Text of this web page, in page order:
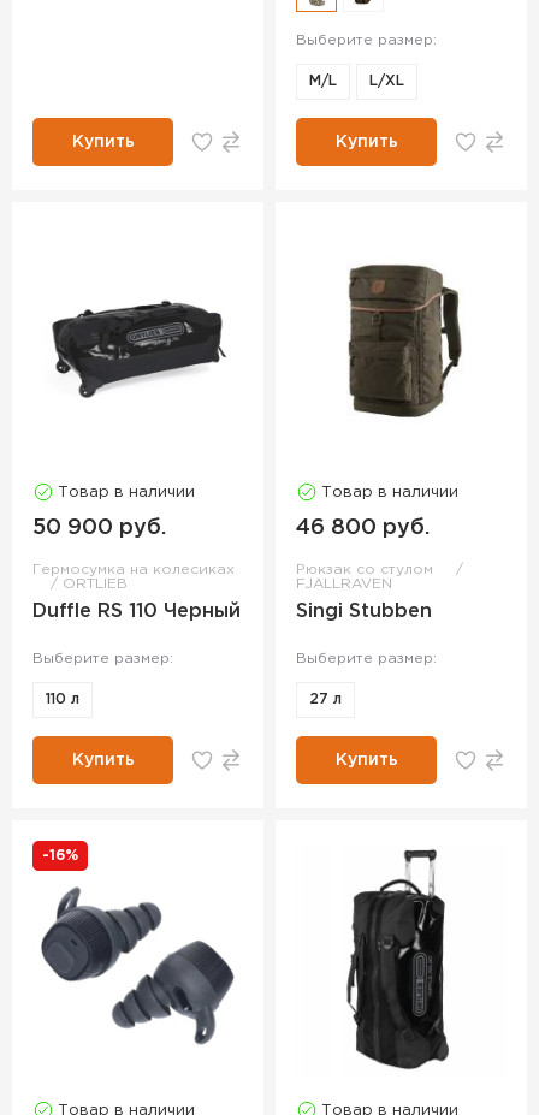
Купить
Выберите размер:
M/L L/XL
Купить
Товар в наличии
50 900 руб.
Гермосумка на колесиках
ORTLIEB
Duffle RS 110 Черный
Выберите размер:
110 л
Купить
Товар в наличии
46 800 руб.
Рюкзак со стулом
FJALLRAVEN
Singi Stubben
Выберите размер:
27 л
Купить
-16%
Товар в наличии Товар в наличии